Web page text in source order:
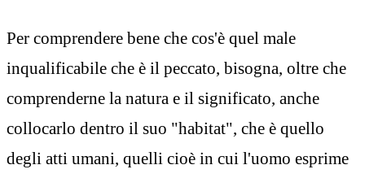
Per comprendere bene che cos'è quel male
inqualificabile che è il peccato, bisogna, oltre che
comprenderne la natura e il significato, anche
collocarlo dentro il suo "habitat", che è quello
degli atti umani, quelli cioè in cui l'uomo esprime